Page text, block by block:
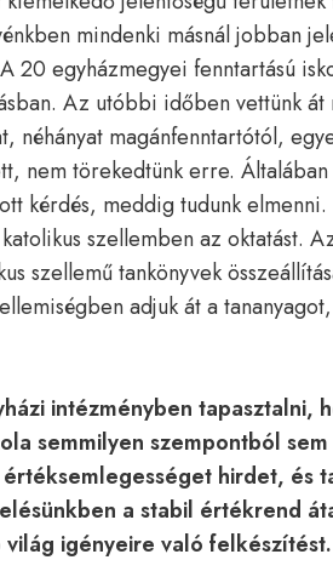
mindenki másnál jobban
20 egyházmegyei fenntartású
Az utóbbi időben vettünk át
néhányat magánfenntartótól,
nem törekedtünk erre.
kérdés, meddig tudunk elmenni.
szellemben az oktatást.
szellemű tankönyvek
adjuk át a
intézményben tapasztalni,
semmilyen szempontból
hirdet, és
a stabil értékrend
világ igényeire való